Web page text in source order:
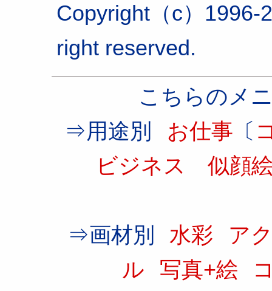
Copyright（c）
right reserved.
こちらのメ
⇒用途別
お仕事 〔
ビジネス
似顔
⇒画材別 水彩
ア
ル
写真+絵